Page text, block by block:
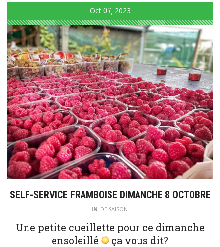
Oct 07 2023
SELF-SERVICE FRAMBOISE DIMANCHE 8 OCTOBRE
IN DE SAISON
Une petite cueillette pour ce dimanche
ensoleillé
ça vous dit?